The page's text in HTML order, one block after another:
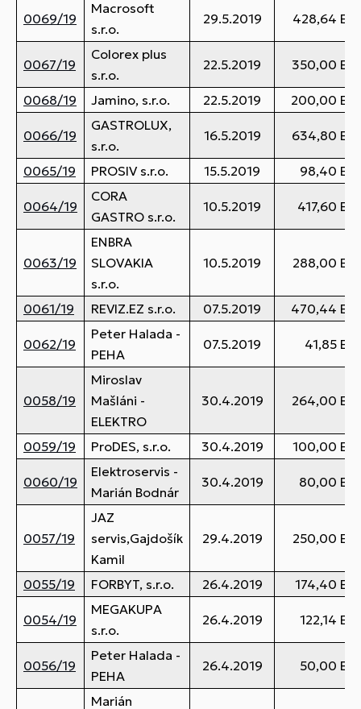
0069/19
Macrosoft
s.r.o.
29.5.2019 428,64
0067/19
Colorex plus
s.r.o.
22.5.2019 350,00
0068/19 Jamino, s.r.o. 22.5.2019 200,00
0066/19
GASTROLUX,
s.r.o.
16.5.2019 634,80
0065/19 PROSIV s.r.o. 15.5.2019 98,40
0064/19
CORA
GASTRO s.r.o.
10.5.2019 417,60
0063/19
ENBRA
SLOVAKIA
s.r.o.
10.5.2019 288,00
0061/19 REVIZ.EZ s.r.o. 07.5.2019 470,44
0062/19
Peter Halada -
PEHA
07.5.2019 41,85
0058/19
Miroslav
Mašláni -
ELEKTRO
30.4.2019 264,00
0059/19 ProDES, s.r.o. 30.4.2019 100,00
0060/19
Elektroservis -
Marián Bodnár
30.4.2019 80,00
0057/19
JAZ
servis,Gajdošík
Kamil
29.4.2019 250,00
0055/19 FORBYT, s.r.o. 26.4.2019 174,40
0054/19
MEGAKUPA
s.r.o.
26.4.2019 122,14
0056/19
Peter Halada -
PEHA
26.4.2019 50,00
Marián